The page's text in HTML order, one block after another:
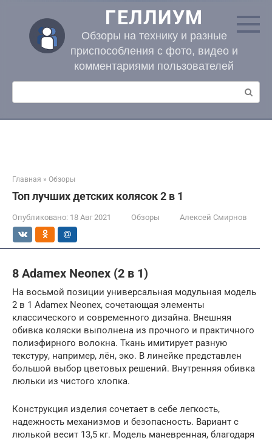
контенту
ГЕЛЛИУМ
Обзоры на технику и разные
приспособления с фото, видео и
комментариями пользователей
Поиск:
Главная » Обзоры
Топ лучших детских колясок 2 в 1
Опубликовано: 18 Авг 2021 Обзоры Алексей Смирнов
8 Adamex Neonex (2 в 1)
На восьмой позиции универсальная модульная модель
2 в 1 Adamex Neonex, сочетающая элементы
классического и современного дизайна. Внешняя
обивка коляски выполнена из прочного и практичного
полиэфирного волокна. Ткань имитирует разную
текстуру, например, лён, эко. В линейке представлен
большой выбор цветовых решений. Внутренняя обивка
люльки из чистого хлопка.
Конструкция изделия сочетает в себе легкость,
надежность механизмов и безопасность. Вариант с
люлькой весит 13,5 кг. Модель маневренная, благодаря